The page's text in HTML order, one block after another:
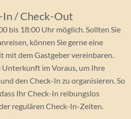
In / Check-Out
bis 18:00 Uhr möglich. Sollten Sie
können Sie gerne eine
mit dem Gastgeber vereinbaren.
im Voraus, um Ihre
den Check-In zu organisieren. So
Ihr Check-In reibungslos
regulären Check-In-Zeiten.